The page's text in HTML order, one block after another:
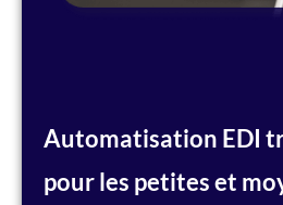
Automatisation EDI
pour les petites et